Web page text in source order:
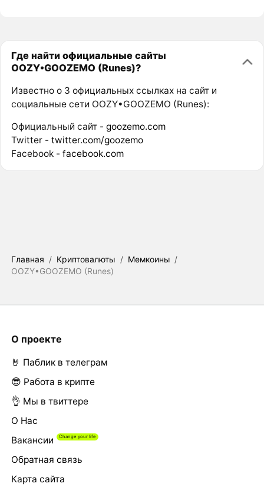
Где найти официальные сайты
OOZY•GOOZEMO (Runes)?
Известно о 3 официальных ссылках на сайт и
социальные сети OOZY•GOOZEMO (Runes):
Официальный сайт - goozemo.com
Twitter - twitter.com/goozemo
Facebook - facebook.com
Главная / Криптовалюты / Мемкоины /
OOZY•GOOZEMO (Runes)
О проекте
🤘 Паблик в телеграм
😎 Работа в крипте
👌 Мы в твиттере
О Нас
Вакансии
Обратная связь
Карта сайта